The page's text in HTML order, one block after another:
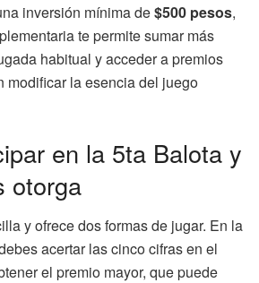
inversión mínima de$500 pesos,
te permite sumar más
habitual y acceder a premios
modificar la esencia del juego
en la 5ta Balota y
otorga
y ofrece dos formas de jugar. En la
acertar las cinco cifras en el
el premio mayor, que puede